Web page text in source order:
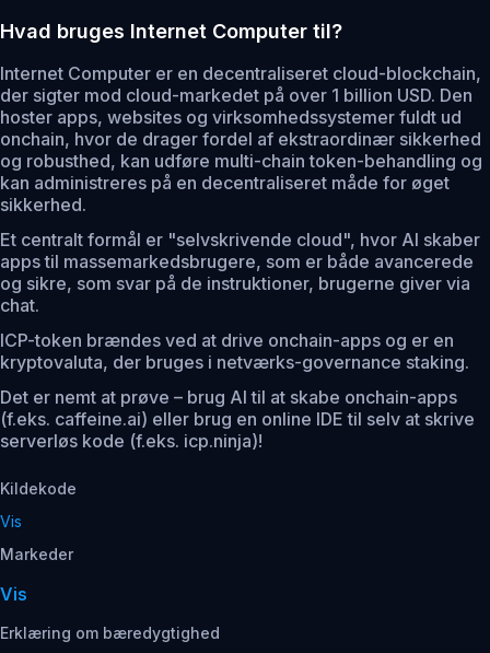
Hvad bruges Internet Computer til?
Internet Computer er en decentraliseret cloud-blockchain,
der sigter mod cloud-markedet på over 1 billion USD. Den
hoster apps, websites og virksomhedssystemer fuldt ud
onchain, hvor de drager fordel af ekstraordinær sikkerhed
og robusthed, kan udføre multi-chain token-behandling og
kan administreres på en decentraliseret måde for øget
sikkerhed.
Et centralt formål er "selvskrivende cloud", hvor AI skaber
apps til massemarkedsbrugere, som er både avancerede
og sikre, som svar på de instruktioner, brugerne giver via
chat.
ICP-token brændes ved at drive onchain-apps og er en
kryptovaluta, der bruges i netværks-governance staking.
Det er nemt at prøve – brug AI til at skabe onchain-apps
(f.eks. caffeine.ai) eller brug en online IDE til selv at skrive
serverløs kode (f.eks. icp.ninja)!
Kildekode
Vis
Markeder
Vis
Erklæring om bæredygtighed